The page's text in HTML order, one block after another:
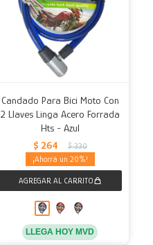
Candado Para Bici Moto Con
2 Llaves Linga Acero Forrada
Hts - Azul
$ 264 $ 330
20
LLEGA HOY MVD